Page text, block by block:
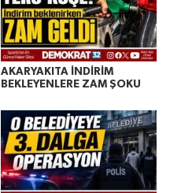
AKARYAKITA İNDİRİM
BEKLEYENLERE ZAM ŞOKU